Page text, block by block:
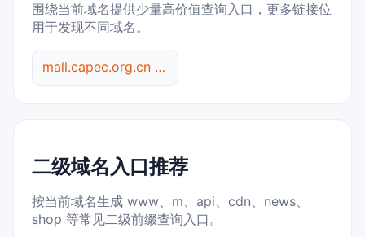
围绕当前域名提供少量高价值查询入口，更多链接位
用于发现不同域名。
mall.capec.org.cn 综合查询
二级域名入口推荐
按当前域名生成 www、m、api、cdn、news、
shop 等常见二级前缀查询入口。